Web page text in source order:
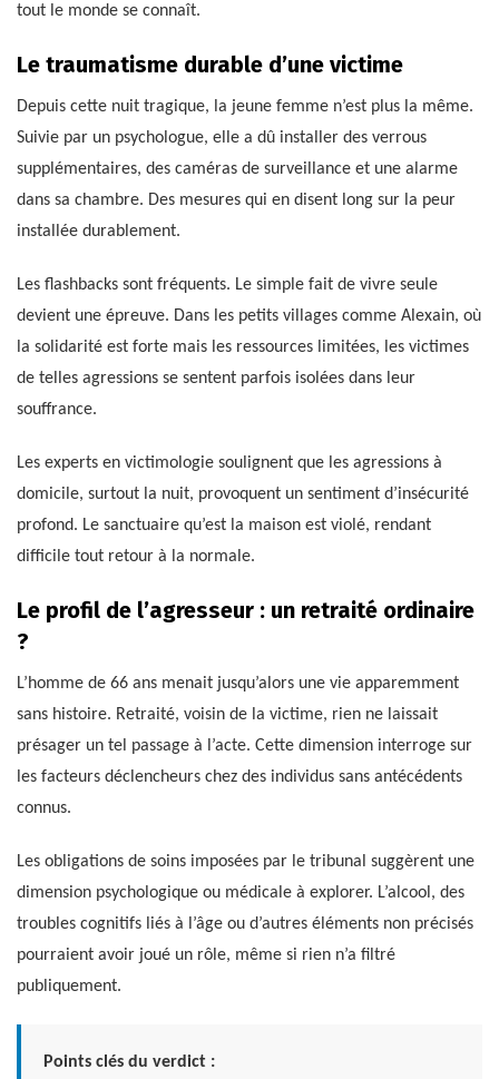
tout le monde se connaît.
Le traumatisme durable d’une victime
Depuis cette nuit tragique, la jeune femme n’est plus la même.
Suivie par un psychologue, elle a dû installer des verrous
supplémentaires, des caméras de surveillance et une alarme
dans sa chambre. Des mesures qui en disent long sur la peur
installée durablement.
Les flashbacks sont fréquents. Le simple fait de vivre seule
devient une épreuve. Dans les petits villages comme Alexain, où
la solidarité est forte mais les ressources limitées, les victimes
de telles agressions se sentent parfois isolées dans leur
souffrance.
Les experts en victimologie soulignent que les agressions à
domicile, surtout la nuit, provoquent un sentiment d’insécurité
profond. Le sanctuaire qu’est la maison est violé, rendant
difficile tout retour à la normale.
Le profil de l’agresseur : un retraité ordinaire
?
L’homme de 66 ans menait jusqu’alors une vie apparemment
sans histoire. Retraité, voisin de la victime, rien ne laissait
présager un tel passage à l’acte. Cette dimension interroge sur
les facteurs déclencheurs chez des individus sans antécédents
connus.
Les obligations de soins imposées par le tribunal suggèrent une
dimension psychologique ou médicale à explorer. L’alcool, des
troubles cognitifs liés à l’âge ou d’autres éléments non précisés
pourraient avoir joué un rôle, même si rien n’a filtré
publiquement.
Points clés du verdict :